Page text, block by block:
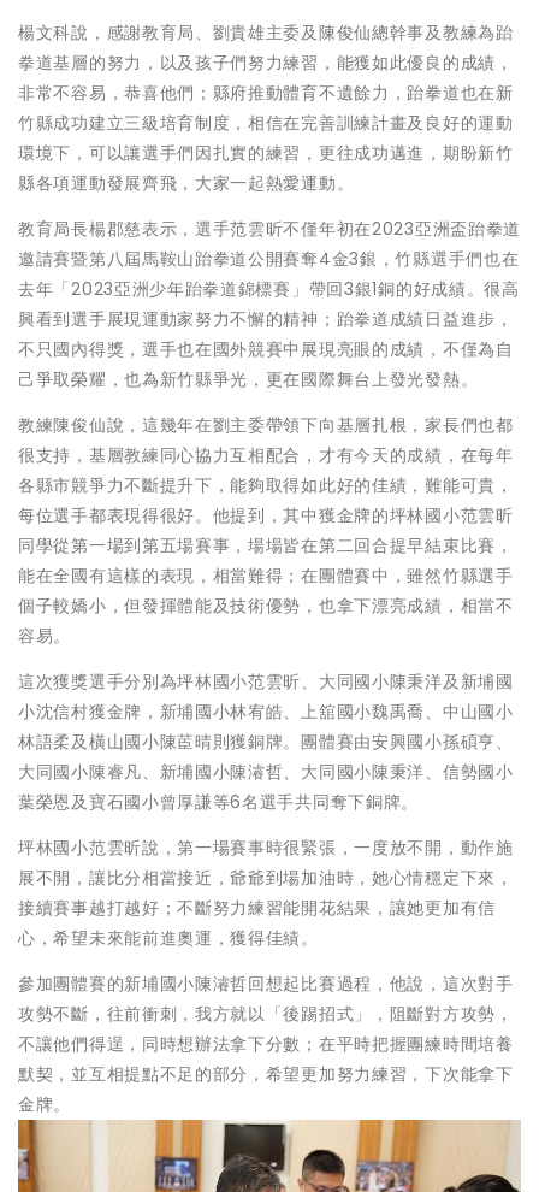
楊文科說，感謝教育局、劉貴雄主委及陳俊仙總幹事及教練為跆
拳道基層的努力，以及孩子們努力練習，能獲如此優良的成績，
非常不容易，恭喜他們；縣府推動體育不遺餘力，跆拳道也在新
竹縣成功建立三級培育制度，相信在完善訓練計畫及良好的運動
環境下，可以讓選手們因扎實的練習，更往成功邁進，期盼新竹
縣各項運動發展齊飛，大家一起熱愛運動。
教育局長楊郡慈表示，選手范雲昕不僅年初在2023亞洲盃跆拳道
邀請賽暨第八屆馬鞍山跆拳道公開賽奪4金3銀，竹縣選手們也在
去年「2023亞洲少年跆拳道錦標賽」帶回3銀1銅的好成績。很高
興看到選手展現運動家努力不懈的精神；跆拳道成績日益進步，
不只國內得獎，選手也在國外競賽中展現亮眼的成績，不僅為自
己爭取榮耀，也為新竹縣爭光，更在國際舞台上發光發熱。
教練陳俊仙說，這幾年在劉主委帶領下向基層扎根，家長們也都
很支持，基層教練同心協力互相配合，才有今天的成績，在每年
各縣市競爭力不斷提升下，能夠取得如此好的佳績，難能可貴，
每位選手都表現得很好。他提到，其中獲金牌的坪林國小范雲昕
同學從第一場到第五場賽事，場場皆在第二回合提早結束比賽，
能在全國有這樣的表現，相當難得；在團體賽中，雖然竹縣選手
個子較嬌小，但發揮體能及技術優勢，也拿下漂亮成績，相當不
容易。
這次獲獎選手分別為坪林國小范雲昕、大同國小陳秉洋及新埔國
小沈信村獲金牌，新埔國小林宥皓、上舘國小魏禹喬、中山國小
林語柔及橫山國小陳茞晴則獲銅牌。團體賽由安興國小孫碩亨、
大同國小陳睿凡、新埔國小陳濬哲、大同國小陳秉洋、信勢國小
葉榮恩及寶石國小曾厚謙等6名選手共同奪下銅牌。
坪林國小范雲昕說，第一場賽事時很緊張，一度放不開，動作施
展不開，讓比分相當接近，爺爺到場加油時，她心情穩定下來，
接續賽事越打越好；不斷努力練習能開花結果，讓她更加有信
心，希望未來能前進奧運，獲得佳績。
參加團體賽的新埔國小陳濬哲回想起比賽過程，他說，這次對手
攻勢不斷，往前衝刺，我方就以「後踢招式」，阻斷對方攻勢，
不讓他們得逞，同時想辦法拿下分數；在平時把握團練時間培養
默契，並互相提點不足的部分，希望更加努力練習，下次能拿下
金牌。